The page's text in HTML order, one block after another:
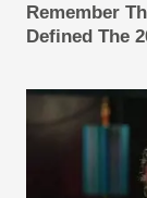
Remember
Defined The